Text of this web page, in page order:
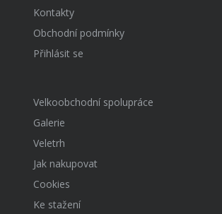
Kontakty
Obchodní podmínky
Přihlásit se
Velkoobchodní spolupráce
Galerie
Veletrh
Jak nakupovat
Cookies
Ke stažení